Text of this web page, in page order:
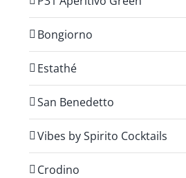
Bongiorno
Estathé
San Benedetto
Vibes by Spirito Cocktails
Crodino